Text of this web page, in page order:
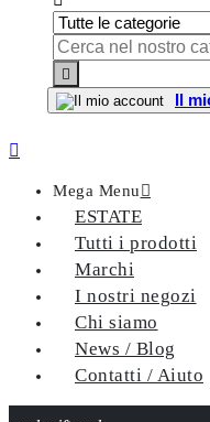

Il

Mega Menu 
ESTATE
Tutti i prodotti
Marchi
I nostri negozi
Chi siamo
News / Blog
Contatti / Aiuto